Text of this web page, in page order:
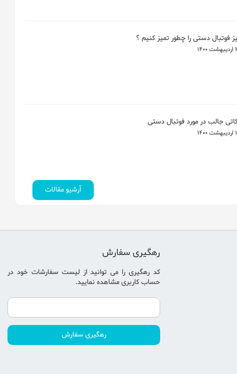
فوتبال دستی را چطور تمیز کنیم ؟
جالب در مورد فوتبال دستی
آرشیو مقالات
رهگیری سفارش
کد رهگیری را می توانید ازلیست سفارشات خود در
حساب کاربریمشاهده نمایید.